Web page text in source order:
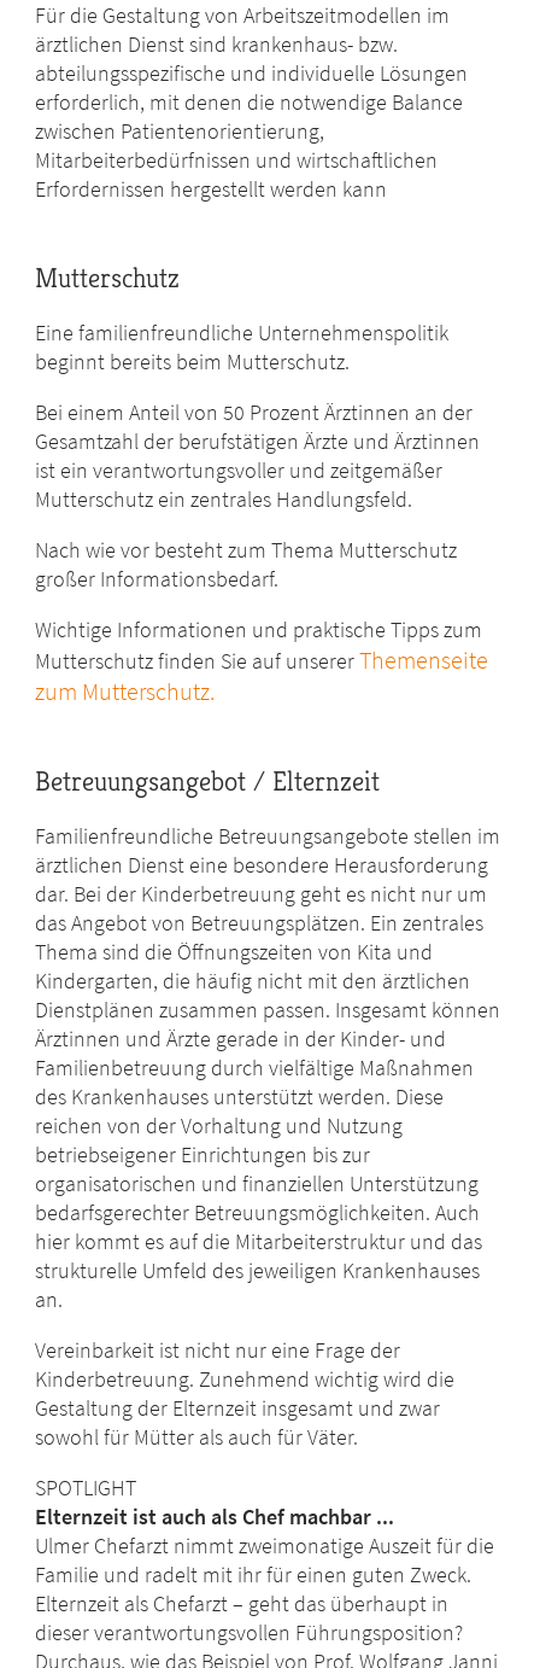
Für die Gestaltung von Arbeitszeitmodellen im
ärztlichen Dienst sind krankenhaus- bzw.
abteilungsspezifische und individuelle Lösungen
erforderlich, mit denen die notwendige Balance
zwischen Patientenorientierung,
Mitarbeiterbedürfnissen und wirtschaftlichen
Erfordernissen hergestellt werden kann
Mutterschutz
Eine familienfreundliche Unternehmenspolitik
beginnt bereits beim Mutterschutz.
Bei einem Anteil von 50 Prozent Ärztinnen an der
Gesamtzahl der berufstätigen Ärzte und Ärztinnen
ist ein verantwortungsvoller und zeitgemäßer
Mutterschutz ein zentrales Handlungsfeld.
Nach wie vor besteht zum Thema Mutterschutz
großer Informationsbedarf.
Wichtige Informationen und praktische Tipps zum
Mutterschutz finden Sie auf unsererThemenseite
zum Mutterschutz.
Betreuungsangebot / Elternzeit
Familienfreundliche Betreuungsangebote stellen im
ärztlichen Dienst eine besondere Herausforderung
dar. Bei der Kinderbetreuung geht es nicht nur um
das Angebot von Betreuungsplätzen. Ein zentrales
Thema sind die Öffnungszeiten von Kita und
Kindergarten, die häufig nicht mit den ärztlichen
Dienstplänen zusammen passen. Insgesamt können
Ärztinnen und Ärzte gerade in der Kinder- und
Familienbetreuung durch vielfältige Maßnahmen
des Krankenhauses unterstützt werden. Diese
reichen von der Vorhaltung und Nutzung
betriebseigener Einrichtungen bis zur
organisatorischen und finanziellen Unterstützung
bedarfsgerechter Betreuungsmöglichkeiten. Auch
hier kommt es auf die Mitarbeiterstruktur und das
strukturelle Umfeld des jeweiligen Krankenhauses
an.
Vereinbarkeit ist nicht nur eine Frage der
Kinderbetreuung. Zunehmend wichtig wird die
Gestaltung der Elternzeit insgesamt und zwar
sowohl für Mütter als auch für Väter.
SPOTLIGHT
Elternzeit ist auch als Chef machbar ...
Ulmer Chefarzt nimmt zweimonatige Auszeit für die
Familie und radelt mit ihr für einen guten Zweck.
Elternzeit als Chefarzt – geht das überhaupt in
dieser verantwortungsvollen Führungsposition?
Durchaus, wie das Beispiel von Prof. Wolfgang Janni